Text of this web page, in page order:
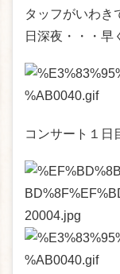
タッフがいわ
日深夜・・・早
コンサート１